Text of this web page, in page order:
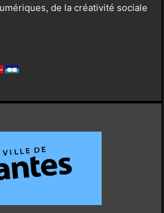
de la créativité sociale